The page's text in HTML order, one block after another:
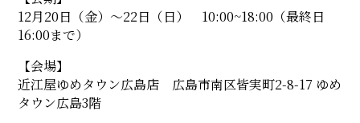
12月20日（金）〜22日（日） 10:00~18:00（最終日
16:00まで）
【会場】
近江屋ゆめタウン広島店 広島市南区皆実町2-8-17 ゆめ
タウン広島3階